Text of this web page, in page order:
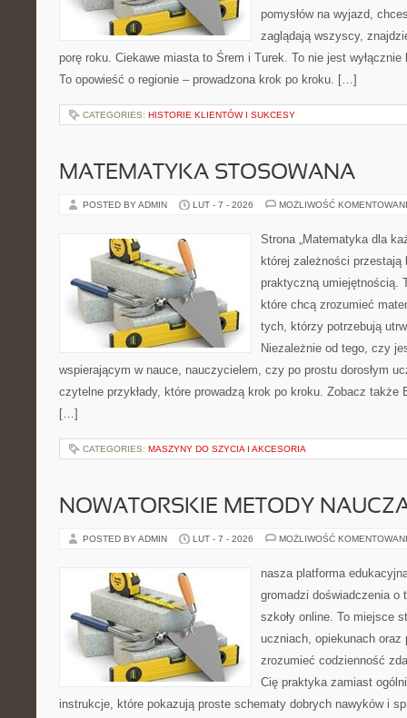
pomysłów na wyjazd,
zaglądają wszyscy,
porę roku. Ciekawe miasta to Śrem i Turek. To nie jest
To opowieść o regionie – prowadzona krok po kroku. […]
CATEGORIES: HISTORIE KLIENTÓW I SUKCESY
MATEMATYKA STOSOWANA
POSTED BY ADMIN LUT - 7 - 2026 MOŻLIWOŚĆ
Strona „Matematyka dla
której zależności
praktyczną umiejętnością.
które chcą zrozumieć
tych, którzy potrzebują
Niezależnie od tego, czy
wspierającym w nauce, nauczycielem, czy po prostu dorosłym
czytelne przykłady, które prowadzą krok po kroku. Zobacz także
[…]
CATEGORIES: MASZYNY DO SZYCIA I AKCESORIA
NOWATORSKIE METODY
POSTED BY ADMIN LUT - 7 - 2026 MOŻLIWOŚĆ
nasza platforma
gromadzi doświadczenia
szkoły online. To miejsce
uczniach, opiekunach
zrozumieć codzienność
Cię praktyka zamiast
instrukcje, które pokazują proste schematy dobrych nawyków i